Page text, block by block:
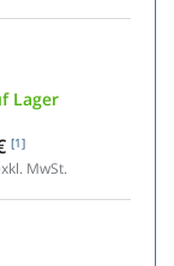
Lager
[1]
MwSt.